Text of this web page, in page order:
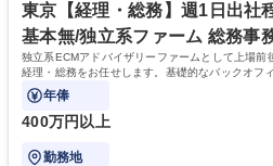
「未来の日常」の創造に向けて持続可能
す。 学歴・資格 学歴：大学院 大学 語学
東京【経理・総務】週1日出社
基本無/独立系ファーム 総務事
独立系ECMアドバイザリーファームとして上場前
経理・総務をお任せします。基礎的なバックオフ
任担当として広く活躍できる環境です。
年俸
400万円以上
勤務地